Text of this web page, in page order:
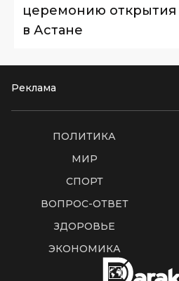
церемонию открытия
в Астане
Реклама
ПОЛИТИКА
МИР
СПОРТ
ВОПРОС-ОТВЕТ
ЗДОРОВЬЕ
ЭКОНОМИКА